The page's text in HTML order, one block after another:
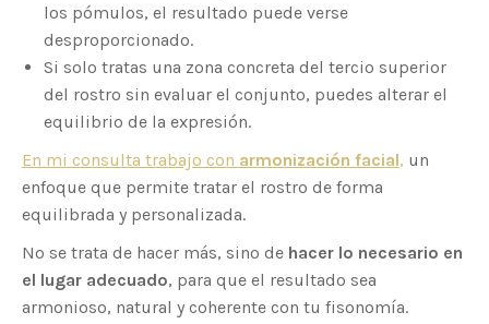
los pómulos, el resultado puede verse
desproporcionado.
Si solo tratas una zona concreta del tercio superior
del rostro sin evaluar el conjunto, puedes alterar el
equilibrio de la expresión.
En mi consulta trabajo con armonización facial, un
enfoque que permite tratar el rostro de forma
equilibrada y personalizada.
No se trata de hacer más, sino de hacer lo necesario en
el lugar adecuado, para que el resultado sea
armonioso, natural y coherente con tu fisonomía.